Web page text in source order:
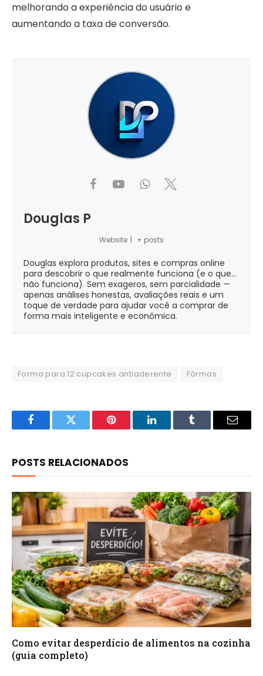
melhorando a experiência do usuário e
aumentando a taxa de conversão.
Douglas P
Website | + posts
Douglas explora produtos, sites e compras online
para descobrir o que realmente funciona (e o que...
não funciona). Sem exageros, sem parcialidade —
apenas análises honestas, avaliações reais e um
toque de verdade para ajudar você a comprar de
forma mais inteligente e econômica.
Forma para 12 cupcakes antiaderente Fôrmas
FacebookTwitter Pinterest LinkedInTumblr Email
POSTS RELACIONADOS
Como evitar desperdício de alimentos na cozinha
(guia completo)